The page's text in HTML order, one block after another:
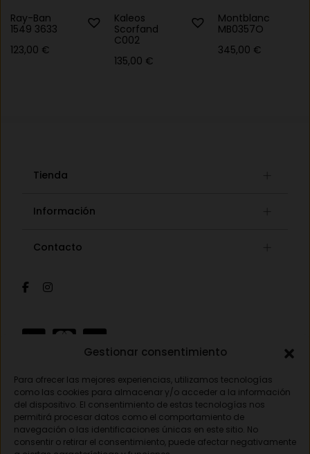
Gestionar consentimiento
Para ofrecer las mejores experiencias, utilizamos tecnologías
como las cookies para almacenar y/o acceder a la información
del dispositivo. El consentimiento de estas tecnologías nos
permitirá procesar datos como el comportamiento de
navegación o las identificaciones únicas en este sitio. No
consentir o retirar el consentimiento, puede afectar negativamente
Ray-Ban
1549 3633
123,00 €
Kaleos
Scorfand
C002
135,00 €
Montblanc
MB0357O
345,00 €
Tienda
Información
Formas de pago
Aviso legal
Política de privacidad
Política de cookies
Contacto